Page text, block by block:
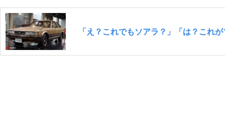
「え？これでもソアラ？」「は？これ